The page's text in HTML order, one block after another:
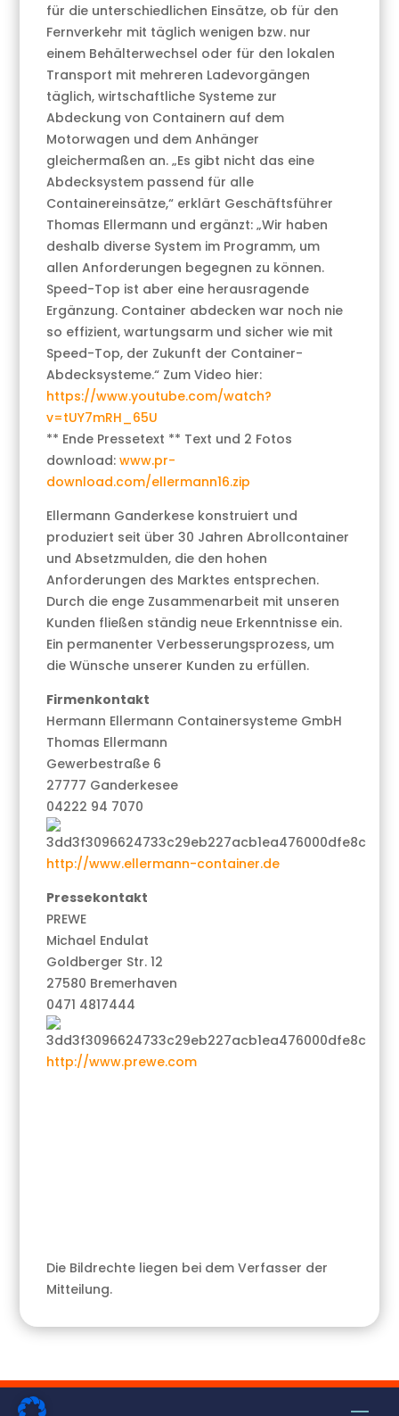
für die unterschiedlichen Einsätze, ob für den
Fernverkehr mit täglich wenigen bzw. nur
einem Behälterwechsel oder für den lokalen
Transport mit mehreren Ladevorgängen
täglich, wirtschaftliche Systeme zur
Abdeckung von Containern auf dem
Motorwagen und dem Anhänger
gleichermaßen an. „Es gibt nicht das eine
Abdecksystem passend für alle
Containereinsätze,“ erklärt Geschäftsführer
Thomas Ellermann und ergänzt: „Wir haben
deshalb diverse System im Programm, um
allen Anforderungen begegnen zu können.
Speed-Top ist aber eine herausragende
Ergänzung. Container abdecken war noch nie
so effizient, wartungsarm und sicher wie mit
Speed-Top, der Zukunft der Container-
Abdecksysteme.“ Zum Video hier:
https://www.youtube.com/watch?
v=tUY7mRH_65U
** Ende Pressetext ** Text und 2 Fotos
download:www.pr-
download.com/ellermann16.zip
Ellermann Ganderkese konstruiert und
produziert seit über 30 Jahren Abrollcontainer
und Absetzmulden, die den hohen
Anforderungen des Marktes entsprechen.
Durch die enge Zusammenarbeit mit unseren
Kunden fließen ständig neue Erkenntnisse ein.
Ein permanenter Verbesserungsprozess, um
die Wünsche unserer Kunden zu erfüllen.
Firmenkontakt
Hermann Ellermann Containersysteme GmbH
Thomas Ellermann
Gewerbestraße 6
27777 Ganderkesee
04222 94 7070
http://www.ellermann-container.de
Pressekontakt
PREWE
Michael Endulat
Goldberger Str. 12
27580 Bremerhaven
0471 4817444
http://www.prewe.com
Die Bildrechte liegen bei dem Verfasser der
Mitteilung.